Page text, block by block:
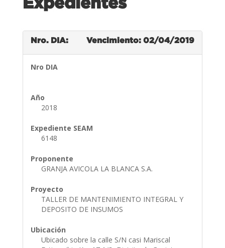
Nro. DIA: Vencimiento: 02/04/2019
Nro DIA
Año
2018
Expediente SEAM
6148
Proponente
GRANJA AVICOLA LA BLANCA S.A.
Proyecto
TALLER DE MANTENIMIENTO INTEGRAL Y
DEPOSITO DE INSUMOS
Ubicación
Ubicado sobre la calle S/N casi Mariscal